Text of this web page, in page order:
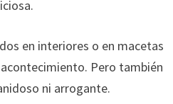
en interiores o en macetas
Pero también
ni arrogante.